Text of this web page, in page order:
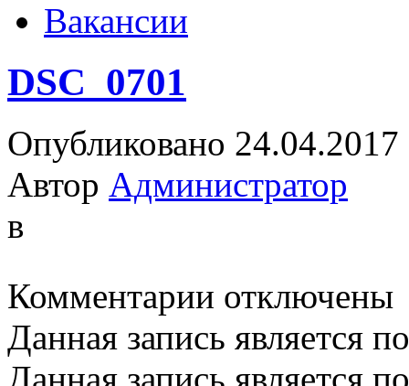
Вакансии
DSC_0701
Опубликовано 24.04.2017
Автор Администратор
в
Комментарии записи
отключены
Данная запись является
Данная запись является